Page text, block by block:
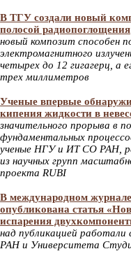
В ТГУ создали новый
полосой радиопоглощения
новый композит способен
электромагнитного
четырех до 12 гигагерц, а
трех миллиметров
Ученые впервые
кипения жидкости в
значительного прорыва в
фундаментальных
ученые НГУ и ИТ СО РАН,
из научных групп
проекта RUBI
В международном
опубликована статья
испарения
над публикацией
РАН и Университета